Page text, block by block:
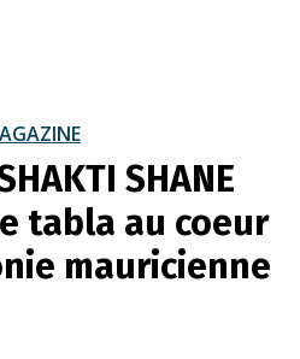
SHANE
tabla au coeur
mauricienne